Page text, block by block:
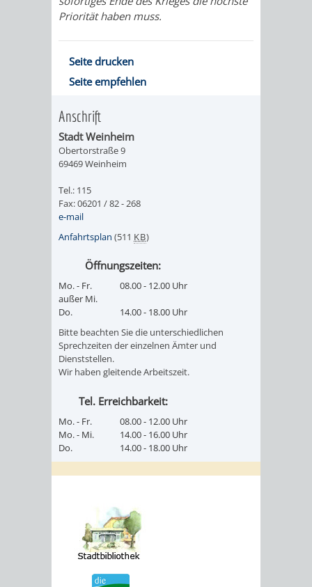
Priorität haben muss.
Seite drucken
Seite empfehlen
Anschrift
Stadt Weinheim
Obertorstraße 9
69469 Weinheim
Tel.: 115
Fax: 06201 / 82 - 268
e-mail
Anfahrtsplan (511 KB)
Öffnungszeiten:
Mo. - Fr.
außer Mi.
08.00 - 12.00 Uhr
Do.
14.00 - 18.00 Uhr
Bitte beachten Sie die unterschiedlichen
Sprechzeiten der einzelnen Ämter und
Dienststellen.
Wir haben gleitende Arbeitszeit.
Tel. Erreichbarkeit:
Mo. - Fr.
08.00 - 12.00 Uhr
Mo. - Mi.
14.00 - 16.00 Uhr
Do.
14.00 - 18.00 Uhr